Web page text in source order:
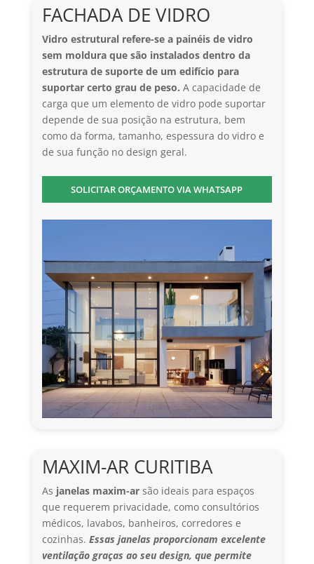
FACHADA DE VIDRO
Vidro estrutural refere-se a painéis de vidro
sem moldura que são instalados dentro da
estrutura de suporte de um edifício para
suportar certo grau de peso. A capacidade de
carga que um elemento de vidro pode suportar
depende de sua posição na estrutura, bem
como da forma, tamanho, espessura do vidro e
de sua função no design geral.
SOLICITAR ORÇAMENTO VIA WHATSAPP
MAXIM-AR CURITIBA
As janelas maxim-arsão ideais para espaços
que requerem privacidade, como consultórios
médicos, lavabos, banheiros, corredores e
cozinhas. Essas janelas proporcionam excelente
ventilação graças ao seu design, que permite